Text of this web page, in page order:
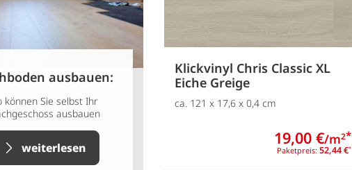
ausbauen:
können Sie selbst Ihr
ausbauen
weiterlesen
Klickvinyl Chris Classic XL
Eiche Greige
ca. 121 x 17,6 x 0,4 cm
Paketpreis: 52,44 €*
19,00 €/m2*